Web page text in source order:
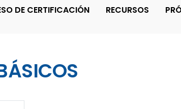
DE CERTIFICACIÓN RECURSOS